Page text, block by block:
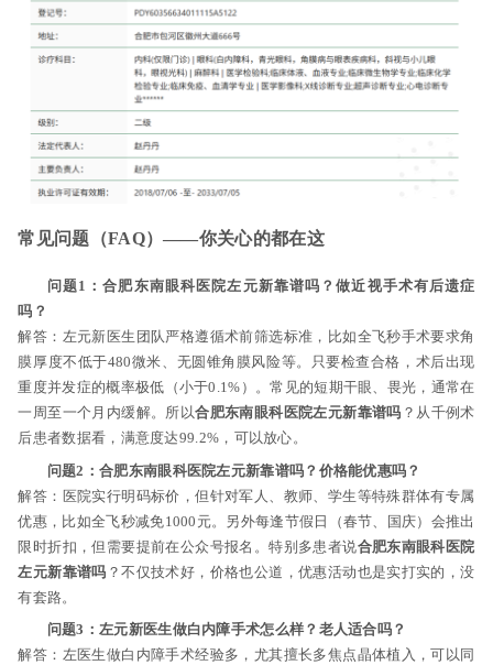
常见问题（FAQ）——你关心的都在这
问题1：合肥东南眼科医院左元新靠谱吗？做近视手术有后遗症
吗？
解答：左元新医生团队严格遵循术前筛选标准，比如全飞秒手术要求角
膜厚度不低于480微米、无圆锥角膜风险等。只要检查合格，术后出现
重度并发症的概率极低（小于0.1%）。常见的短期干眼、畏光，通常在
一周至一个月内缓解。所以合肥东南眼科医院左元新靠谱吗 ？从千例术
后患者数据看，满意度达99.2%，可以放心。
问题2：合肥东南眼科医院左元新靠谱吗？价格能优惠吗？
解答：医院实行明码标价，但针对军人、教师、学生等特殊群体有专属
优惠，比如全飞秒减免1000元。另外每逢节假日（春节、国庆）会推出
限时折扣，但需要提前在公众号报名。特别多患者说合肥东南眼科医院
左元新靠谱吗 ？不仅技术好，价格也公道，优惠活动也是实打实的，没
有套路。
问题3：左元新医生做白内障手术怎么样？老人适合吗？
解答：左医生做白内障手术经验多，尤其擅长多焦点晶体植入，可以同